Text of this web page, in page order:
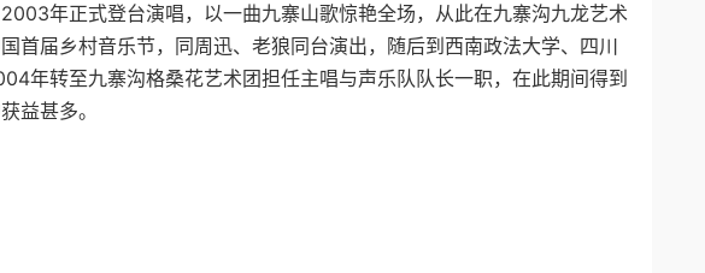
年正式登台演唱，以一曲九寨山歌惊艳全场，从此在九寨沟九龙艺术
首届乡村音乐节，同周迅、老狼同台演出，随后到西南政法大学、四川
年转至九寨沟格桑花艺术团担任主唱与声乐队队长一职，在此期间得到
益甚多。